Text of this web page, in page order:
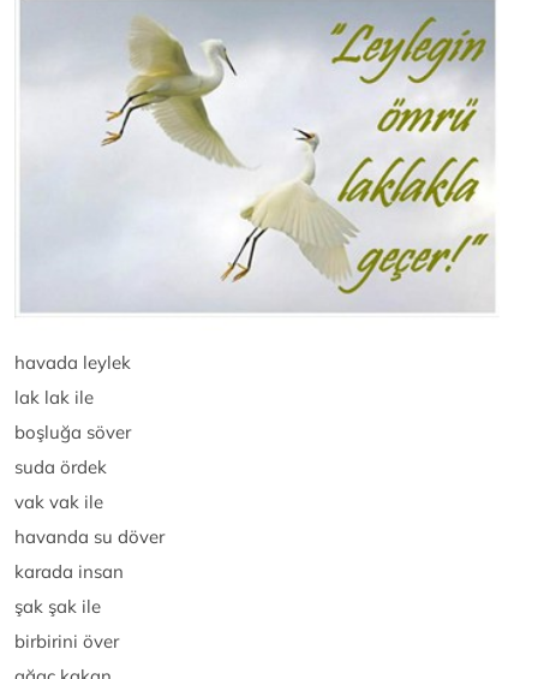
havada leylek
lak lak ile
boşluğa söver
suda ördek
vak vak ile
havanda su döver
karada insan
şak şak ile
birbirini över